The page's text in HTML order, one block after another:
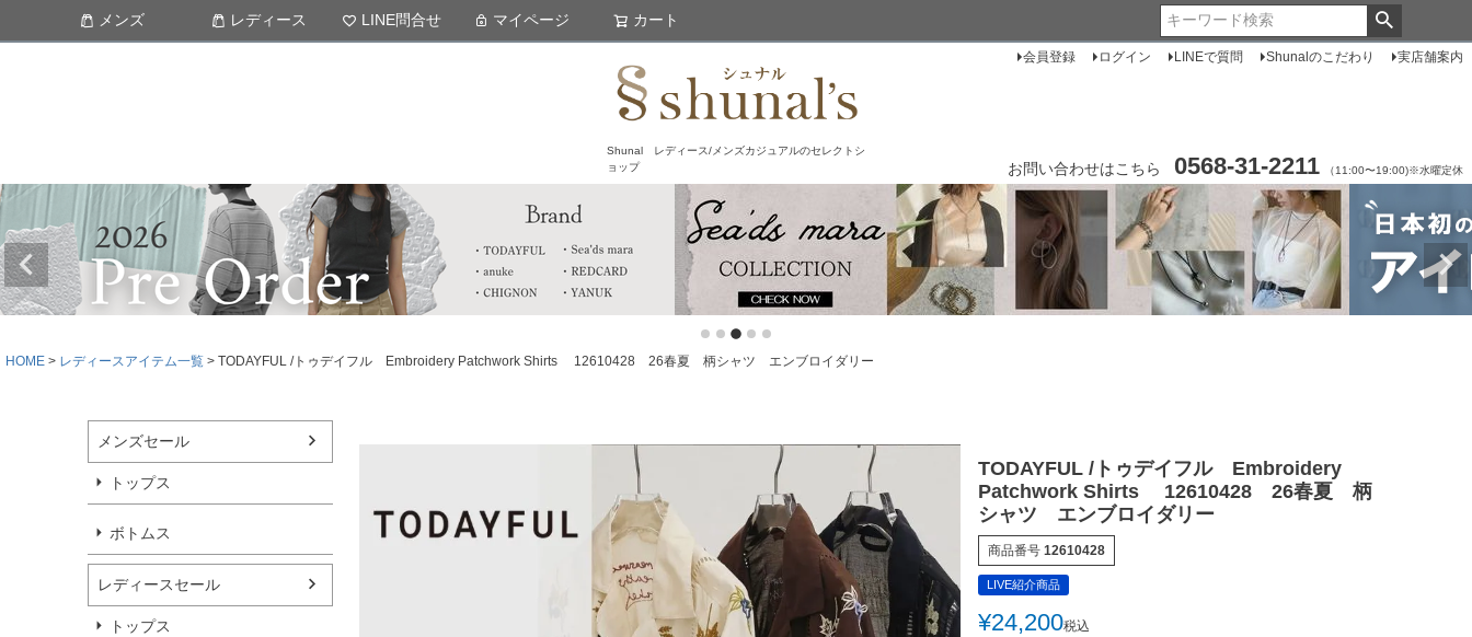
Shunal レディース/メンズカジュアルのセレクトシ
ョップ
会員登録 ログイン LINEで質問 Shunalのこだわり 実店舗案内
お問い合わせはこちら 0568-31-2211 （11:00〜19:00)※水曜定休
メンズ レディース LINE問合せ マイページ カート
HOME レディースアイテム一覧 TODAYFUL /トゥデイフル Embroidery Patchwork Shirts 12610428 26春夏 柄シャツ エンブロイダリー
メンズセール
トップス
ボトムス
レディースセール
トップス
TODAYFUL /トゥデイフル Embroidery
Patchwork Shirts 12610428 26春夏 柄
シャツ エンブロイダリー
商品番号 12610428
LIVE紹介商品
¥24,200税込